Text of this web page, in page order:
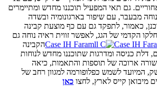
קדמיים ו-12 אחוריים. גם תאי המפעיל תוכננו מחדש ומתיימרים
מבעבר, עם שיפור בארגונומיה ובשדה
כאמור, לתפקד גם עם כף מוצעת קבינה
הקדמי של הגג, לאפשר זווית ראיה נוחה גם
הקבינה
דלת כניסה ומדרגות שתוכננו מחדש לנוחות
ארוכה של תוספות והתאמות, כיאה
המיועד לשמש כפלופורמה למגוון רחב של
מיבואן קייס לארץ, לחצו כאן